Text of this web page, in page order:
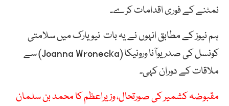
نمٹنے کے فوری اقدامات کرے۔
ہم نیوز کے مطابق انہوں نے یہ بات نیو یارک میں سلامتی
کونسل کی صدر یوآنا ورونیکا (Joanna Wronecka) سے
ملاقات کے دوران کہی۔
مقبوضہ کشمیر کی صورتحال، وزیراعظم کا محمد بن سلمان